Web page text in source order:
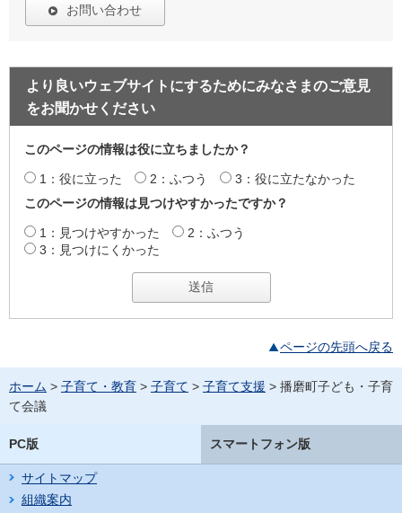
お問い合わせ
より良いウェブサイトにするためにみなさまのご意見
をお聞かせください
このページの情報は役に立ちましたか？
1：役に立った 2：ふつう
3：役に立たなかった
このページの情報は見つけやすかったですか？
1：見つけやすかった
2：ふつう
3：見つけにくかった
ページの先頭へ戻る
ホーム > 子育て・教育 > 子育て > 子育て支援 > 播磨町子ども・子育
て会議
PC版 スマートフォン版
サイトマップ
組織案内